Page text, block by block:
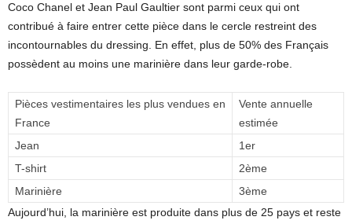
Coco Chanel et Jean Paul Gaultier sont parmi ceux qui ont
contribué à faire entrer cette pièce dans le cercle restreint des
incontournables du dressing. En effet, plus de 50% des Français
possèdent au moins une marinière dans leur garde-robe.
Pièces vestimentaires les plus vendues en
France
Vente annuelle
estimée
Jean
1er
T-shirt
2ème
Marinière
3ème
Aujourd’hui, la marinière est produite dans plus de 25 pays et reste